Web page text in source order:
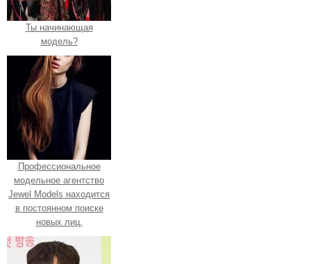
Ты начинающая
модель?
Профессиональное
модельное агентство
Jewel Models находится
в постоянном поиске
новых лиц.